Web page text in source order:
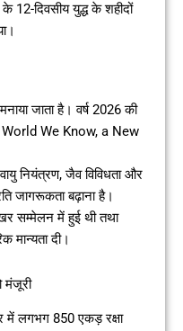
12-दिवसीय युद्ध के शहीदों
जाता है। वर्ष 2026 की
We Know, a New
नियंत्रण, जैव विविधता और
जागरूकता बढ़ाना है।
सम्मेलन में हुई थी तथा
मान्यता दी।
मंजूरी
में लगभग 850 एकड़ रक्षा